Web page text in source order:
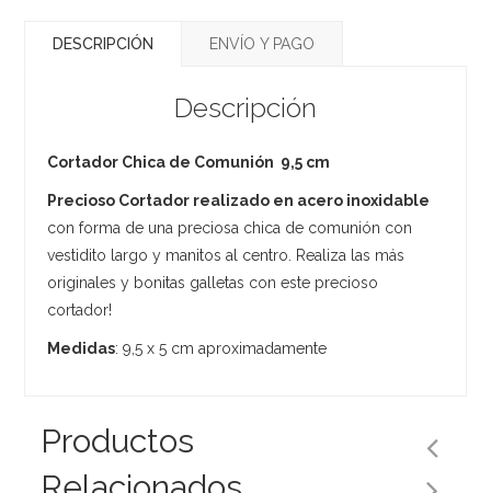
DESCRIPCIÓN ENVÍO Y PAGO
Descripción
Cortador Chica de Comunión 9,5 cm
Precioso Cortador realizado en acero inoxidable
con forma de una preciosa chica de comunión con
vestidito largo y manitos al centro. Realiza las más
originales y bonitas galletas con este precioso
cortador!
Medidas: 9,5 x 5 cm aproximadamente
Productos